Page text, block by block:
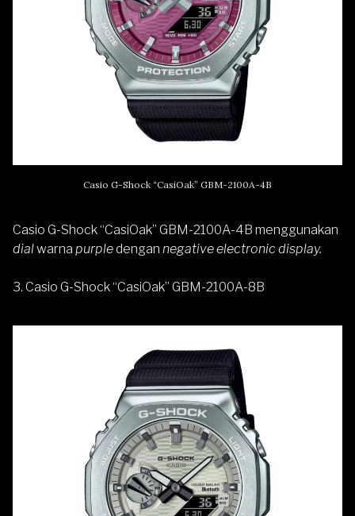
Casio G-Shock “CasiOak” GBM-2100A-4B
Casio G-Shock “CasiOak” GBM-2100A-4B menggunakan
dialwarna purpledengan negative electronic display.
3. Casio G-Shock “CasiOak” GBM-2100A-8B